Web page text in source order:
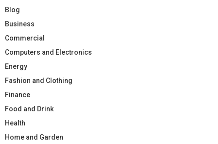
Blog
Business
Commercial
Computers and Electronics
Energy
Fashion and Clothing
Finance
Food and Drink
Health
Home and Garden